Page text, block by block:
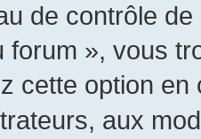
de contrôle
forum », vous
cette option
aux